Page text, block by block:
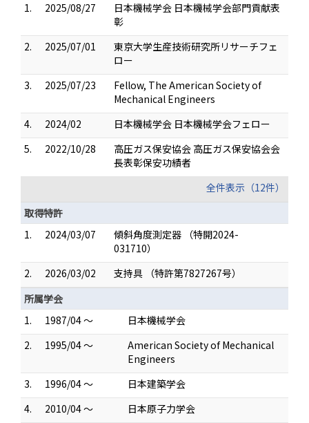
1.
2025/08/27
日本機械学会 日本機械学会部門貢献表
彰
2.
2025/07/01
東京大学生産技術研究所リサーチフェ
ロー
3.
2025/07/23
Fellow, The American Society of
Mechanical Engineers
4.
2024/02
日本機械学会 日本機械学会フェロー
5.
2022/10/28
高圧ガス保安協会 高圧ガス保安協会会
長表彰保安功績者
全件表示（12件）
取得特許
1.
2024/03/07
傾斜角度測定器 （特開2024-
031710）
2.
2026/03/02
支持具 （特許第7827267号）
所属学会
1.
1987/04 ～
日本機械学会
2.
1995/04 ～
American Society of Mechanical
Engineers
3.
1996/04 ～
日本建築学会
4.
2010/04 ～ 日本原子力学会